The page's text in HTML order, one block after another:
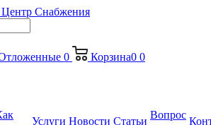
0 Корзина0 0
Услуги Новости Статьи
Вопрос